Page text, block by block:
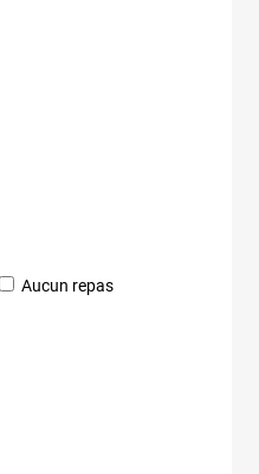
Aucun repas